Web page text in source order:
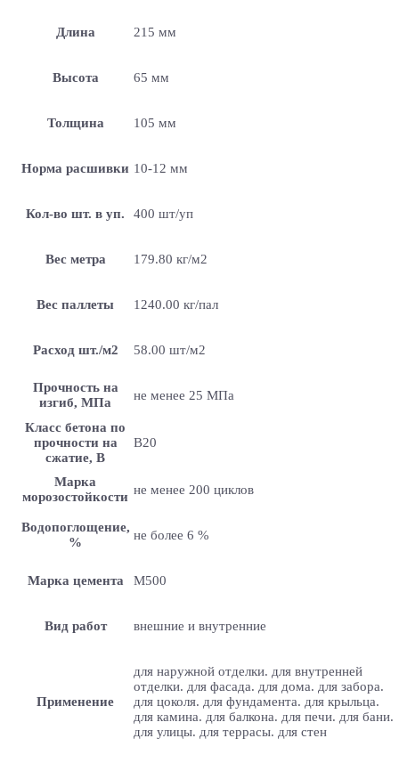
Длина 215 мм
Высота 65 мм
Толщина 105 мм
Норма расшивки 10-12 мм
Кол-во шт. в уп. 400 шт/уп
Вес метра 179.80 кг/м2
Вес паллеты 1240.00 кг/пал
Расход шт./м2 58.00 шт/м2
Прочность на
изгиб, МПа
не менее 25 МПа
Класс бетона по
прочности на
сжатие, В
B20
Марка
морозостойкости не менее 200 циклов
Водопоглощение,
%
не более 6 %
Марка цемента M500
Вид работ внешние и внутренние
Применение
для наружной отделки. для внутренней
отделки. для фасада. для дома. для забора.
для цоколя. для фундамента. для крыльца.
для камина. для балкона. для печи. для бани.
для улицы. для террасы. для стен